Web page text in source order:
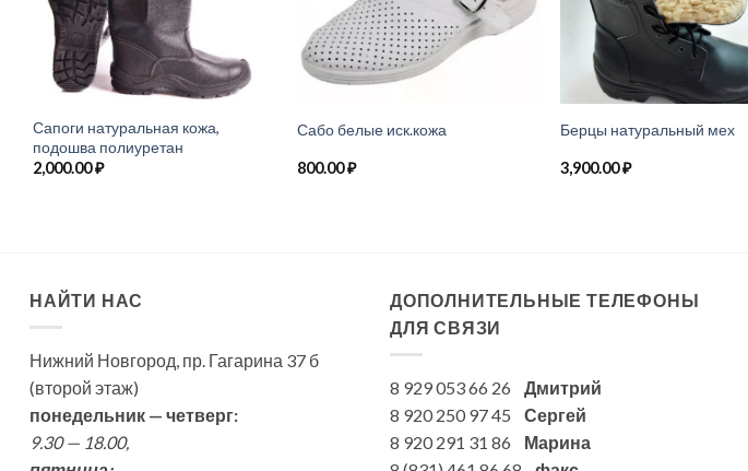
Сапоги натуральная кожа,
подошва полиуретан
2,000.00₽
Сабо белые иск.кожа
800.00₽
Берцы натуральный мех
3,900.00₽
НАЙТИ НАС
Нижний Новгород, пр. Гагарина 37 б
(второй этаж)
понедельник — четверг:
9.30 — 18.00,
ДОПОЛНИТЕЛЬНЫЕ ТЕЛЕФОНЫ
ДЛЯ СВЯЗИ
8 929 053 66 26 Дмитрий
8 920 250 97 45 Сергей
8 920 291 31 86 Марина